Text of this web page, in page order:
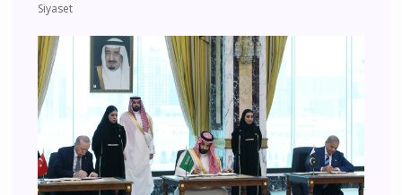
Siyaset